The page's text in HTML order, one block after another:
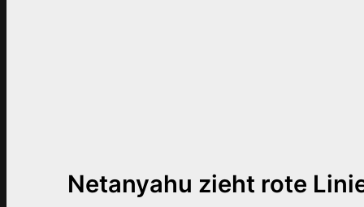
Netanyahu zieht rote